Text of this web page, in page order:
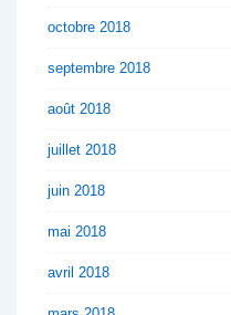
octobre 2018
septembre 2018
août 2018
juillet 2018
juin 2018
mai 2018
avril 2018